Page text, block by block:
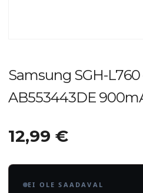
Samsung SGH-
AB553443DE
12,99 €
EI OLE SAADAVAL